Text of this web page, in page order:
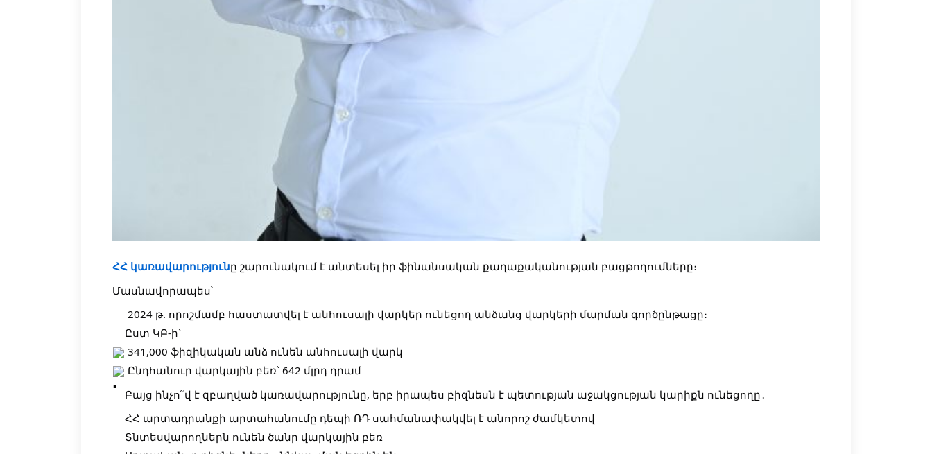
ՀՀ կառավարությունը շարունակում է անտեսել իր ֆինանսական քաղաքականության բացթողումները։
Մասնավորապես՝
2024 թ. որոշմամբ հաստատվել է անհուսալի վարկեր ունեցող անձանց վարկերի մարման գործընթացը։
Ըստ ԿԲ-ի՝
341,000 ֆիզիկական անձ ունեն անհուսալի վարկ
Ընդհանուր վարկային բեռ՝ 642 մլրդ դրամ
Բայց ինչո՞վ է զբաղված կառավարությունը, երբ իրապես բիզնեսն է պետության աջակցության կարիքն ունեցողը․
ՀՀ արտադրանքի արտահանումը դեպի ՌԴ սահմանափակվել է անորոշ ժամկետով
Տնտեսվարողներն ունեն ծանր վարկային բեռ